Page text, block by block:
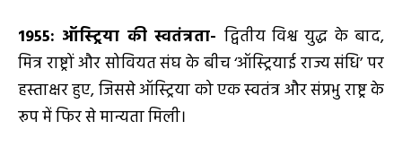
1955: ऑस्ट्रिया की स्वतंत्रता- द्वितीय विश्व युद्ध के बाद,
मित्र राष्ट्रों और सोवियत संघ के बीच ‘ऑस्ट्रियाई राज्य संधि’ पर
हस्ताक्षर हुए, जिससे ऑस्ट्रिया को एक स्वतंत्र और संप्रभु राष्ट्र के
रूप में फिर से मान्यता मिली।